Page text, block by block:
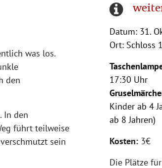
was los.
den
In den
führt teilweise
sein
Datum: 31.
Ort: Schloss
17:30 Uhr
Kinder ab 4
ab 8 Jahren)
Kosten: 3€
Die Plätze